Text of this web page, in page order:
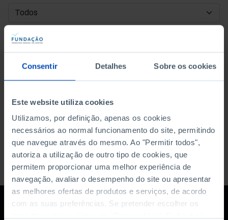
Consentir Detalhes Sobre os cookies
Este website utiliza cookies
Utilizamos, por definição, apenas os cookies
necessários ao normal funcionamento do site, permitindo
que navegue através do mesmo. Ao "Permitir todos",
autoriza a utilização de outro tipo de cookies, que
permitem proporcionar uma melhor experiência de
navegação, avaliar o desempenho do site ou apresentar
as melhores ofertas de produtos e serviços, de acordo
com as suas preferências. Se pretender escolher os
DATA DE INÍCIO
DATA DE FIM